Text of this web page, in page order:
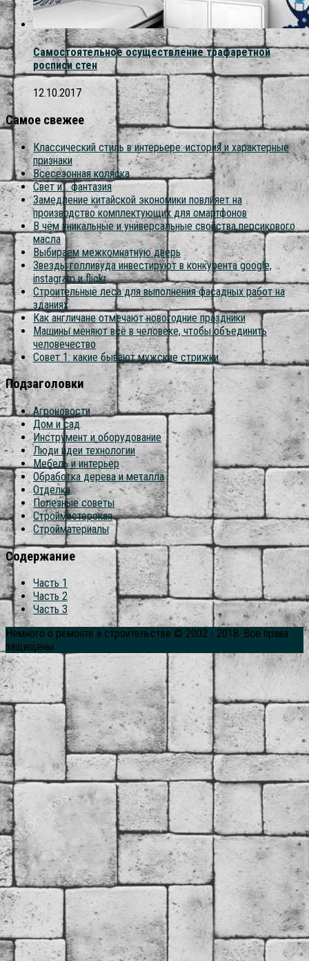
Самостоятельное осуществление трафаретной
росписи стен
12.10.2017
Самое свежее
Классический стиль в интерьере: история и характерные
признаки
Всесезонная коляска
Свет и… фантазия
Замедление китайской экономики повлияет на
производство комплектующих для смартфонов
В чём уникальные и универсальные свойства персикового
масла
Выбираем межкомнатную дверь
Звезды голливуда инвестируют в конкурента google,
instagram и flickr
Строительные леса для выполнения фасадных работ на
зданиях
Как англичане отмечают новогодние праздники
Машины меняют всё в человеке, чтобы объединить
человечество
Совет 1: какие бывают мужские стрижки
Подзаголовки
Агроновости
Дом и сад
Инструмент и оборудование
Люди идеи технологии
Мебель и интерьер
Обработка дерева и металла
Отделка
Полезные советы
Строймастерская
Стройматериалы
Содержание
Часть 1
Часть 2
Часть 3
Немного о ремонте и строительстве © 2002 - 2018. Все права
защищены.